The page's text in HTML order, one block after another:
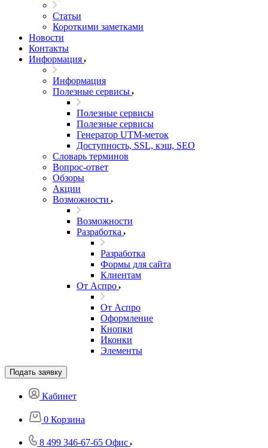
Статьи
Короткими заметками
Новости
Контакты
Информация
Информация
Полезные сервисы
Полезные сервисы
Полезные сервисы
Генератор UTM‑меток
Доступность, SSL, кэш, SEO
Словарь терминов
Вопрос-ответ
Обзоры
Акции
Возможности
Возможности
Разработка
Разработка
Формы для сайта
Клиентам
От Аспро
От Аспро
Оформление
Кнопки
Иконки
Элементы
Подать заявку
Кабинет
0 Корзина
8 499 346-67-65 Офис